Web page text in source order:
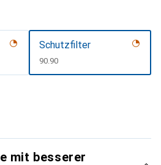
Schutzfilter
CHF
90.90
mit besserer